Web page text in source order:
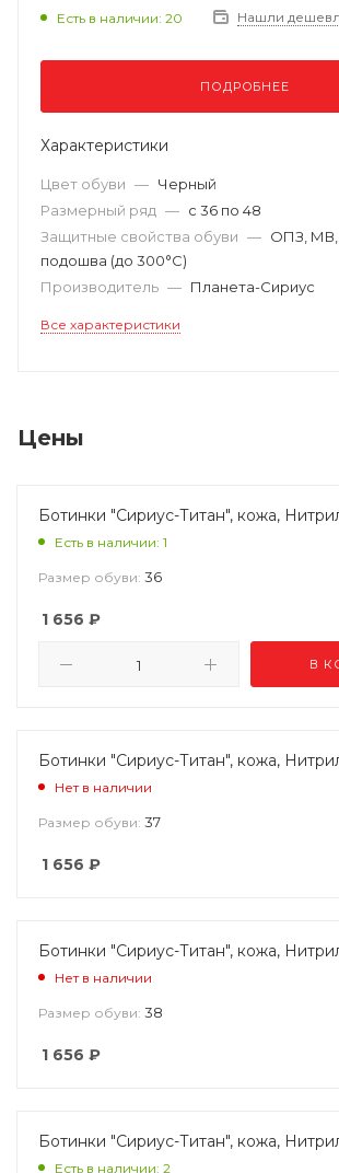
Есть в наличии: 20 Нашли
ПОДРОБНЕЕ
Характеристики
Цвет обуви — Черный
Размерный ряд — с 36 по 48
Защитные свойства обуви — ОПЗ, МВ,
подошва (до 300°С)
Производитель — Планета-Сириус
Все характеристики
Цены
Ботинки "Сириус-Титан", кожа,
Есть в наличии: 1
Размер обуви: 36
1 656 ₽
В
Ботинки "Сириус-Титан", кожа,
Нет в наличии
Размер обуви: 37
1 656 ₽
Ботинки "Сириус-Титан", кожа,
Нет в наличии
Размер обуви: 38
1 656 ₽
Ботинки "Сириус-Титан", кожа,
Есть в наличии: 2